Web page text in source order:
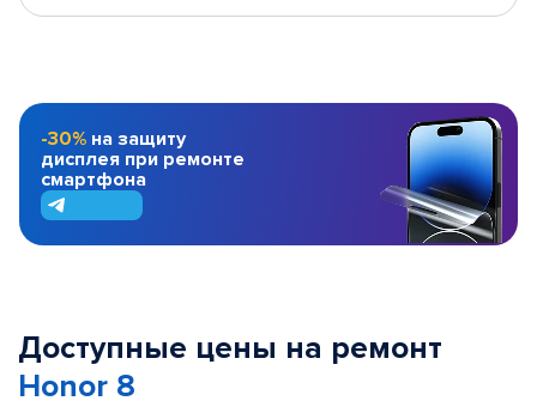
-30% на защиту
дисплея при ремонте
смартфона
Доступные цены на ремонт
Honor 8